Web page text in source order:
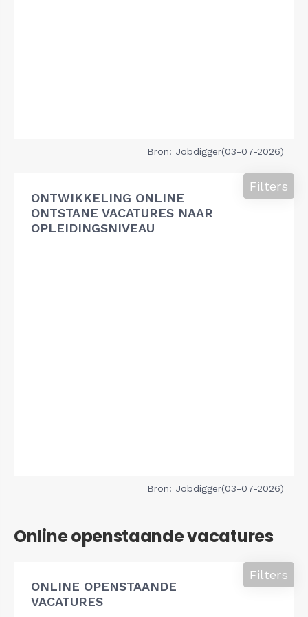
Bron: Jobdigger(03-07-2026)
ONTWIKKELING ONLINE
ONTSTANE VACATURES NAAR
OPLEIDINGSNIVEAU
Filters
Bron: Jobdigger(03-07-2026)
Online openstaande vacatures
ONLINE OPENSTAANDE
VACATURES
Filters